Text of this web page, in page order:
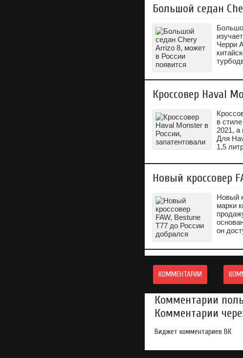
Большой седан
Черри
Кроссовер Haval
в
2021, а
Для
1,5
Новый кроссовер
Новый
марки
он
КОММЕНТАРИИ
Комментарии
Комментарии
Виджет комментариев ВК